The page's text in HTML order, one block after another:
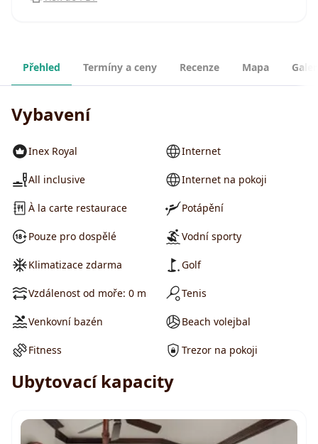
Přehled Termíny a ceny Recenze Mapa
Vybavení
Inex Royal
All inclusive
À la carte restaurace
Pouze pro dospělé
Klimatizace zdarma
Vzdálenost od moře: 0 m
Venkovní bazén
Fitness
Internet
Internet na pokoji
Potápění
Vodní sporty
Golf
Tenis
Beach volejbal
Trezor na pokoji
Ubytovací kapacity